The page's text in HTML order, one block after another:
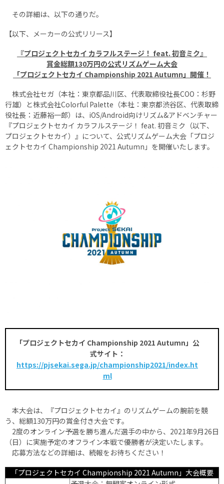
その詳細は、以下の通りだ。
【以下、メーカーの公式リリース】
『プロジェクトセカイ カラフルステージ！ feat. 初音ミク』
賞金総額130万円の公式リズムゲーム大会
「プロジェクトセカイ Championship 2021 Autumn」開催！
株式会社セガ（本社：東京都品川区、代表取締役社長COO：杉野
行雄）と株式会社Colorful Palette（本社：東京都渋谷区、代表取締
役社長：近藤裕一郎）は、iOS/Android向けリズム&アドベンチャー
『プロジェクトセカイ カラフルステージ！ feat. 初音ミク（以下、
プロジェクトセカイ）』について、公式リズムゲーム大会「プロジ
ェクトセカイ Championship 2021 Autumn」を開催いたします。
「プロジェクトセカイ Championship 2021 Autumn」公
式サイト：
https://pjsekai.sega.jp/championship2021/index.ht
ml
本大会は、『プロジェクトセカイ』のリズムゲームの腕前を競
う、総額130万円の賞金付き大会です。
2度のオンライン予選を勝ち進んだ選手の中から、2021年9月26日
（日）に実施予定のオフライン本戦で優勝者が決定いたします。
応募方法などの詳細は、続報をお待ちください！
「プロジェクトセカイ Championship 2021 Autumn」大会概要